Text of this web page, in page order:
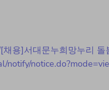
용]서대문누희망누리 돌
notify/